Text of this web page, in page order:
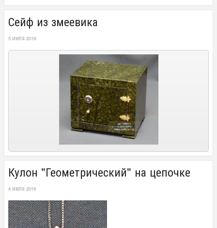
Сейф из змеевика
5 ИЮЛЯ 2019
Кулон "Геометрический" на цепочке
4 ИЮЛЯ 2019